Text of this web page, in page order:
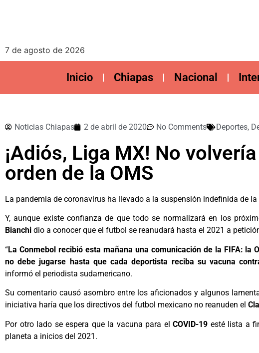
7 de agosto de 2026
Inicio Chiapas Nacional
Noticias Chiapas 2 de abril de 2020 No Comments Deportes,
¡Adiós, Liga MX! No
orden de la OMS
La pandemia de coronavirus ha llevado a la suspensión indefinida de
Y, aunque existe confianza de que todo se normalizará en los
Bianchi dio a conocer que el futbol se reanudará hasta el 2021 a
“La Conmebol recibió esta mañana una comunicación de la FIFA:
no debe jugarse hasta que cada deportista reciba su vacuna
informó el periodista sudamericano.
Su comentario causó asombro entre los aficionados y algunos
iniciativa haría que los directivos del futbol mexicano no reanuden el
Por otro lado se espera que la vacuna para elCOVID-19 esté lista a
planeta a inicios del 2021.